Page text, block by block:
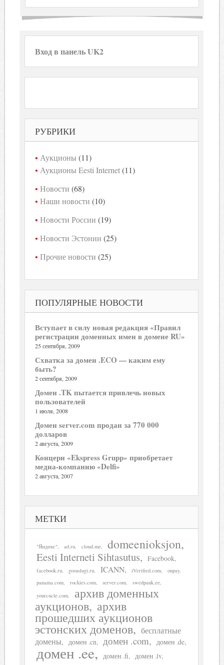
Вход в панель UK2
РУБРИКИ
Аукционы (11)
Аукционы Eesti Internet(11)
Новости (68)
Наши новости (10)
Новости России (19)
Новости Эстонии (25)
Прочие новости (25)
ПОПУЛЯРНЫЕ НОВОСТИ
Вступает в силу новая редакция «Правил
регистрации доменных имен в домене RU»
25 сентября, 2009
Схватка за домен .ECO — каким ему
быть?
2 сентября, 2009
Домен .TK пытается привлечь новых
пользователей
1 июля, 2008
Домен server.com продан за 770 000
долларов
2 августа, 2009
Концерн «Ekspress Grupp» приобретает
медиа-компанию «Delfi»
2 августа, 2007
МЕТКИ
"Яндекс" ad.ru cloud.me domeenioksjon
Eesti Interneti Sihtasutus Facebook
facebook.ru gosuslugi.ru ICANN iVerified.com
onpay
panama.com
rockies.com server.com
swedpank.ee
yourcucle.com
архив доменных
аукционов архив
прошедших аукционов
эстонских доменов
бесплатные
домены
домен .cn домен .com домен .de
домен .ee домен .fi
домен .lv